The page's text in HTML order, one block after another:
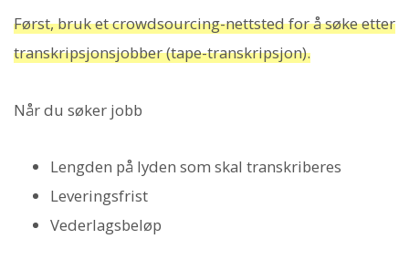
Først, bruk et crowdsourcing-nettsted for å søke etter
transkripsjonsjobber (tape-transkripsjon).
Når du søker jobb
Lengden på lyden som skal transkriberes
Leveringsfrist
Vederlagsbeløp